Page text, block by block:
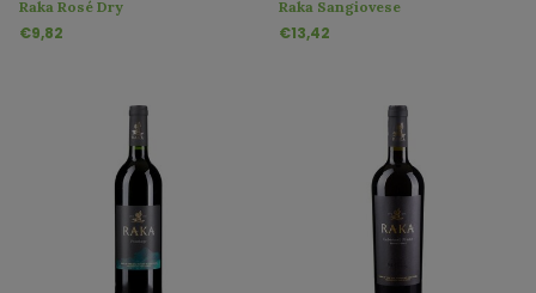
Raka Rosé Dry
€9,82
Raka Sangiovese
€13,42